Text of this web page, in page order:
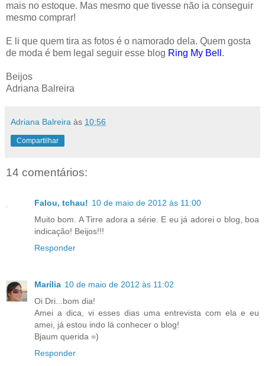
mais no estoque. Mas mesmo que tivesse não ia conseguir
mesmo comprar!
E li que quem tira as fotos é o namorado dela. Quem gosta
de moda é bem legal seguir esse blog Ring My Bell .
Beijos
Adriana Balreira
Adriana Balreira às 10:56
Compartilhar
14 comentários:
Falou, tchau! 10 de maio de 2012 às 11:00
Muito bom. A Tirre adora a série. E eu já adorei o blog, boa
indicação! Beijos!!!
Responder
Marília 10 de maio de 2012 às 11:02
Oi Dri...bom dia!
Amei a dica, vi esses dias uma entrevista com ela e eu
amei, já estou indo lá conhecer o blog!
Bjaum querida =)
Responder